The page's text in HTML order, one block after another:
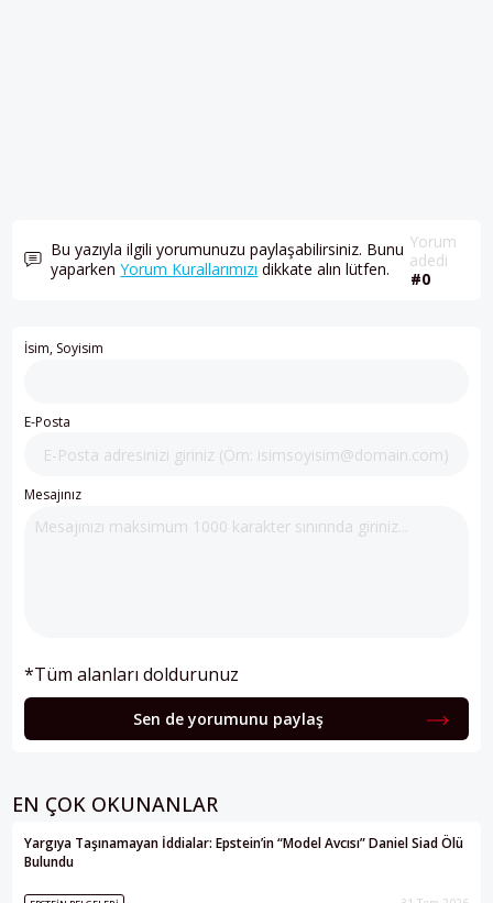
Bu yazıyla ilgili yorumunuzu paylaşabilirsiniz. Bunu
yaparkenYorum Kurallarımızı dikkate alın lütfen.
Yorum
adedi
#0
İsim, Soyisim
E-Posta
Mesajınız
*Tüm alanları doldurunuz
Sen de yorumunu paylaş
EN ÇOK OKUNANLAR
Yargıya Taşınamayan İddialar: Epstein’in “Model Avcısı” Daniel Siad Ölü
Bulundu